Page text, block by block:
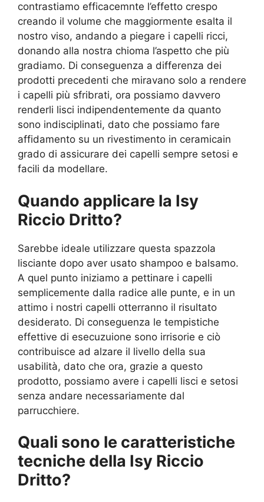
contrastiamo efficacemnte l’effetto crespo
creando il volume che maggiormente esalta il
nostro viso, andando a piegare i capelli ricci,
donando alla nostra chioma l’aspetto che più
gradiamo. Di conseguenza a differenza dei
prodotti precedenti che miravano solo a rendere
i capelli più sfribrati, ora possiamo davvero
renderli lisci indipendentemente da quanto
sono indisciplinati, dato che possiamo fare
affidamento su un rivestimento in ceramicain
grado di assicurare dei capelli sempre setosi e
facili da modellare.
Quando applicare la Isy
Riccio Dritto?
Sarebbe ideale utilizzare questa spazzola
lisciante dopo aver usato shampoo e balsamo.
A quel punto iniziamo a pettinare i capelli
semplicemente dalla radice alle punte, e in un
attimo i nostri capelli otterranno il risultato
desiderato. Di conseguenza le tempistiche
effettive di esecuzuione sono irrisorie e ciò
contribuisce ad alzare il livello della sua
usabilità, dato che ora, grazie a questo
prodotto, possiamo avere i capelli lisci e setosi
senza andare necessariamente dal
parrucchiere.
Quali sono le caratteristiche
tecniche della Isy Riccio
Dritto?